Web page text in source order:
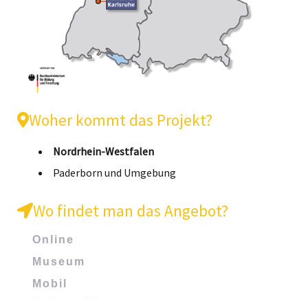
Woher kommt das Projekt?
Nordrhein-Westfalen
Paderborn und Umgebung
Wo findet man das Angebot?
Online
Museum
Mobil